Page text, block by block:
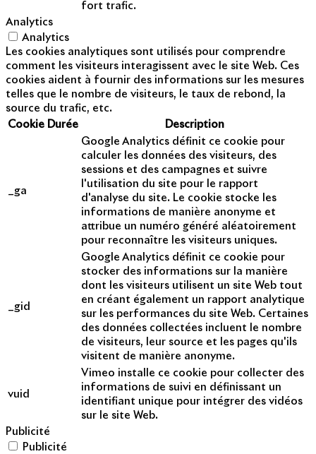
fort trafic.
Analytics
Analytics
Les cookies analytiques sont utilisés pour comprendre
comment les visiteurs interagissent avec le site Web. Ces
cookies aident à fournir des informations sur les mesures
telles que le nombre de visiteurs, le taux de rebond, la
source du trafic, etc.
Cookie Durée Description
_ga
Google Analytics définit ce cookie pour
calculer les données des visiteurs, des
sessions et des campagnes et suivre
l'utilisation du site pour le rapport
d'analyse du site. Le cookie stocke les
informations de manière anonyme et
attribue un numéro généré aléatoirement
pour reconnaître les visiteurs uniques.
_gid
Google Analytics définit ce cookie pour
stocker des informations sur la manière
dont les visiteurs utilisent un site Web tout
en créant également un rapport analytique
sur les performances du site Web. Certaines
des données collectées incluent le nombre
de visiteurs, leur source et les pages qu'ils
visitent de manière anonyme.
vuid
Vimeo installe ce cookie pour collecter des
informations de suivi en définissant un
identifiant unique pour intégrer des vidéos
sur le site Web.
Publicité
Publicité